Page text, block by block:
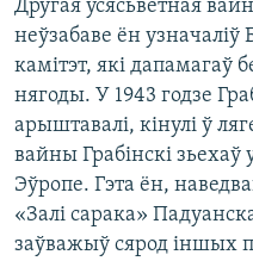
Другая ўсясьветная
неўзабаве ён
камітэт, які дапамагаў
нягоды. У 1943 годзе
арыштавалі, кінулі ў
вайны Грабінскі
Эўропе. Гэта ён,
«Залі сарака»
заўважыў сярод іншых